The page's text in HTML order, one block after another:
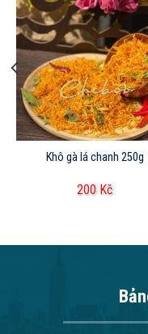
Khô gà lá chanh 250g
200 Kč